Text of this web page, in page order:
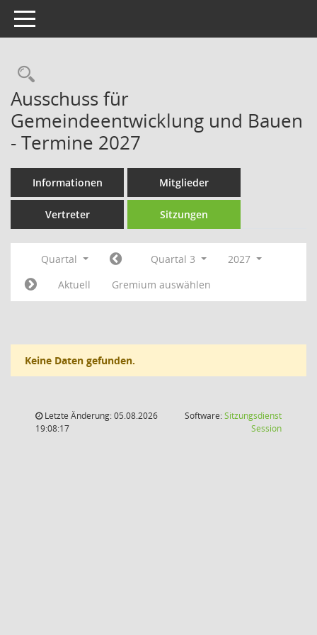
Toggle navigation
Rechercheauswahl
Ausschuss für
Gemeindeentwicklung und Bauen
- Termine 2027
Informationen Mitglieder
Vertreter Sitzungen
Quartal Quartal 3
2027
Aktuell
Gremium auswählen
Keine Daten gefunden.
Letzte Änderung: 05.08.2026
19:08:17
Software:Sitzungsdienst
Session(Wird in